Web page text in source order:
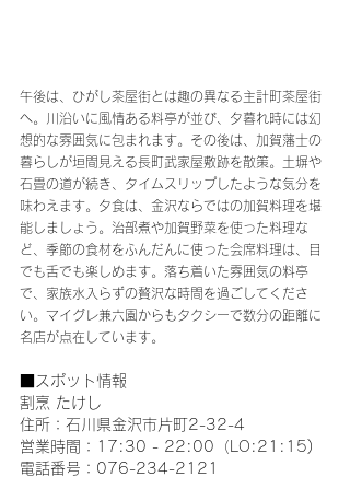
午後は、ひがし茶屋街とは趣の異なる主計町茶屋街
へ。川沿いに風情ある料亭が並び、夕暮れ時には幻
想的な雰囲気に包まれます。その後は、加賀藩士の
暮らしが垣間見える長町武家屋敷跡を散策。土塀や
石畳の道が続き、タイムスリップしたような気分を
味わえます。夕食は、金沢ならではの加賀料理を堪
能しましょう。治部煮や加賀野菜を使った料理な
ど、季節の食材をふんだんに使った会席料理は、目
でも舌でも楽しめます。落ち着いた雰囲気の料亭
で、家族水入らずの贅沢な時間を過ごしてくださ
い。マイグレ兼六園からもタクシーで数分の距離に
名店が点在しています。
■スポット情報
割烹 たけし
住所：石川県金沢市片町2-32-4
営業時間：17:30 - 22:00（LO:21:15)
電話番号：076-234-2121